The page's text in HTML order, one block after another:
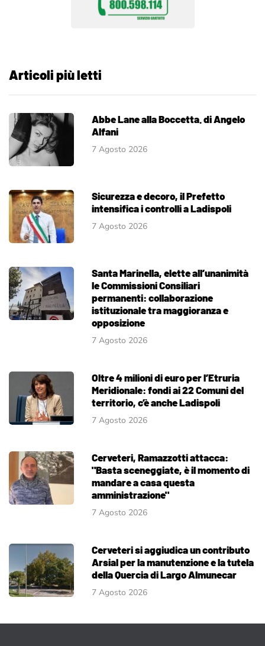
Articoli più letti
Abbe Lane alla Boccetta. di Angelo
Alfani
7 Agosto 2026
Sicurezza e decoro, il Prefetto
intensifica i controlli a Ladispoli
7 Agosto 2026
Santa Marinella, elette all’unanimità
le Commissioni Consiliari
permanenti: collaborazione
istituzionale tra maggioranza e
opposizione
7 Agosto 2026
Oltre 4 milioni di euro per l’Etruria
Meridionale: fondi ai 22 Comuni del
territorio, c’è anche Ladispoli
7 Agosto 2026
Cerveteri, Ramazzotti attacca:
"Basta sceneggiate, è il momento di
mandare a casa questa
amministrazione"
7 Agosto 2026
Cerveteri si aggiudica un contributo
Arsial per la manutenzione e la tutela
della Quercia di Largo Almunecar
7 Agosto 2026